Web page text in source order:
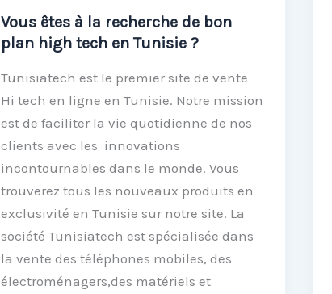
Vous êtes à la recherche de bon
plan high tech en Tunisie ?
Tunisiatech est le premier site de vente
Hi tech en ligne en Tunisie. Notre mission
est de faciliter la vie quotidienne de nos
clients avec les innovations
incontournables dans le monde. Vous
trouverez tous les nouveaux produits en
exclusivité en Tunisie sur notre site. La
société Tunisiatech est spécialisée dans
la vente des téléphones mobiles, des
électroménagers,des matériels et